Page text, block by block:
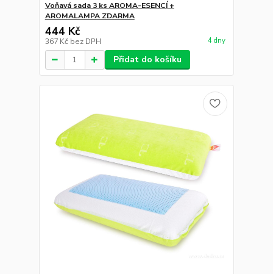
Voňavá sada 3 ks AROMA-ESENCÍ +
AROMALAMPA ZDARMA
444 Kč
367 Kč bez DPH 4 dny
Přidat do košíku